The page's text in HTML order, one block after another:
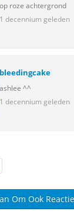
op roze achtergrond
1 decennium geleden
bleedingcake
ashlee ^^
1 decennium geleden
Om Ook